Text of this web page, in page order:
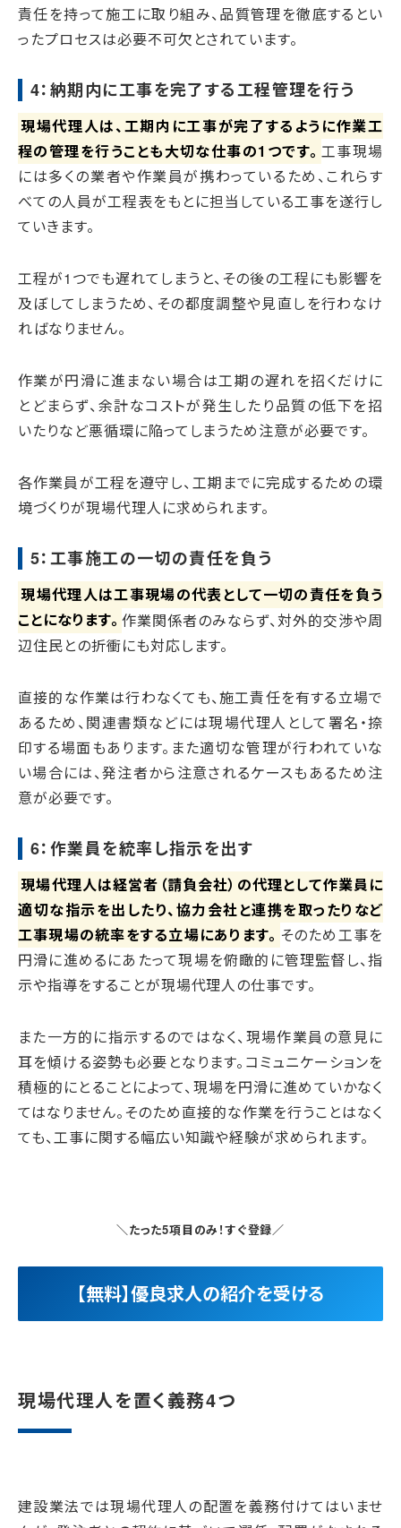
責任を持って施工に取り組み、品質管理を徹底するとい
ったプロセスは必要不可欠とされています。
4：納期内に工事を完了する工程管理を行う
現場代理人は、工期内に工事が完了するように作業工
程の管理を行うことも大切な仕事の1つです。 工事現場
には多くの業者や作業員が携わっているため、これらす
べての人員が工程表をもとに担当している工事を遂行し
ていきます。
工程が1つでも遅れてしまうと、その後の工程にも影響を
及ぼしてしまうため、その都度調整や見直しを行わなけ
ればなりません。
作業が円滑に進まない場合は工期の遅れを招くだけに
とどまらず、余計なコストが発生したり品質の低下を招
いたりなど悪循環に陥ってしまうため注意が必要です。
各作業員が工程を遵守し、工期までに完成するための環
境づくりが現場代理人に求められます。
5：工事施工の一切の責任を負う
現場代理人は工事現場の代表として一切の責任を負う
ことになります。 作業関係者のみならず、対外的交渉や周
辺住民との折衝にも対応します。
直接的な作業は行わなくても、施工責任を有する立場で
あるため、関連書類などには現場代理人として署名・捺
印する場面もあります。また適切な管理が行われていな
い場合には、発注者から注意されるケースもあるため注
意が必要です。
6：作業員を統率し指示を出す
現場代理人は経営者（請負会社）の代理として作業員に
適切な指示を出したり、協力会社と連携を取ったりなど
工事現場の統率をする立場にあります。 そのため工事を
円滑に進めるにあたって現場を俯瞰的に管理監督し、指
示や指導をすることが現場代理人の仕事です。
また一方的に指示するのではなく、現場作業員の意見に
耳を傾ける姿勢も必要となります。コミュニケーションを
積極的にとることによって、現場を円滑に進めていかなく
てはなりません。そのため直接的な作業を行うことはなく
ても、工事に関する幅広い知識や経験が求められます。
＼たった5項目のみ！すぐ登録／
【無料】優良求人の紹介を受ける
現場代理人を置く義務4つ
建設業法では現場代理人の配置を義務付けてはいませ